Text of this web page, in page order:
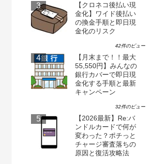
【クロネコ後払い現
金化】ワイド後払い
の換金手順と即日現
金化のリスク
42件のビュー
【月末まで！！最大
55,550円】みんなの
銀行カバーで即日現
金化する手順と最新
キャンペーン
32件のビュー
【2026最新】Re:バ
ンドルカードで何が
変わった？ポチっと
チャージ審査落ちの
原因と復活攻略法